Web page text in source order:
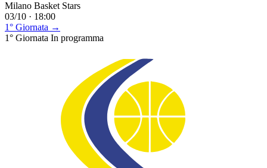
Milano Basket Stars
03/10 · 18:00
1° Giornata →
1° Giornata In programma